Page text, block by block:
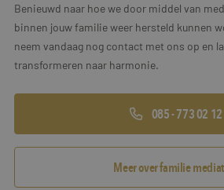
Benieuwd naar hoe we door middel van
binnen jouw familie weer hersteld kunnen
neem vandaag nog contact met ons op en
transformeren naar harmonie.
085 - 773 02 12
Meer over familie